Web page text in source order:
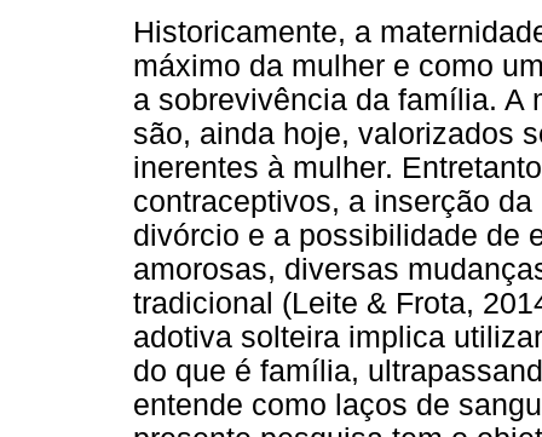
Historicamente, a
máximo da mulher e como
a sobrevivência da família. A
são, ainda hoje, valorizados
inerentes à mulher.
contraceptivos, a inserção
divórcio e a possibilidade de
amorosas, diversas
tradicional (Leite & Frota,
adotiva solteira implica
do que é família,
entende como laços de